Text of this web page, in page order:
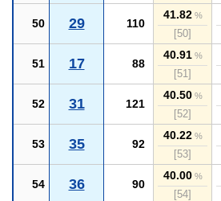
50 29 110
41.82%
[50]
51 17 88
40.91%
[51]
52 31 121
40.50%
[52]
53 35 92
40.22%
[53]
54 36 90
40.00%
[54]